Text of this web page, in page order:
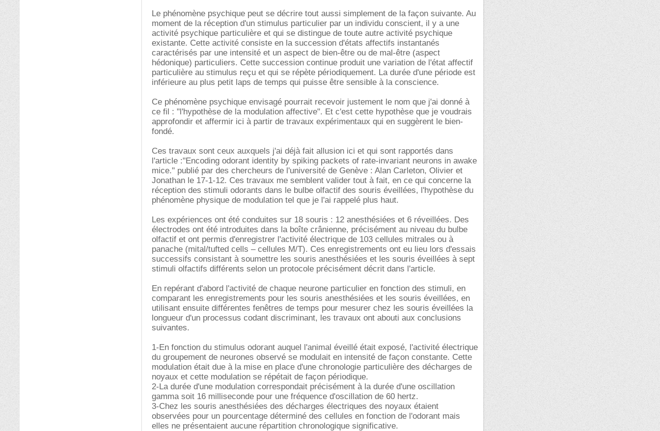
Le phénomène psychique peut se décrire tout aussi simplement de la façon suivante. Au
moment de la réception d'un stimulus particulier par un individu conscient, il y a une
activité psychique particulière et qui se distingue de toute autre activité psychique
existante. Cette activité consiste en la succession d'états affectifs instantanés
caractérisés par une intensité et un aspect de bien-être ou de mal-être (aspect
hédonique) particuliers. Cette succession continue produit une variation de l'état affectif
particulière au stimulus reçu et qui se répète périodiquement. La durée d'une période est
inférieure au plus petit laps de temps qui puisse être sensible à la conscience.
Ce phénomène psychique envisagé pourrait recevoir justement le nom que j'ai donné à
ce fil : "l'hypothèse de la modulation affective". Et c'est cette hypothèse que je voudrais
approfondir et affermir ici à partir de travaux expérimentaux qui en suggèrent le bien-
fondé.
Ces travaux sont ceux auxquels j'ai déjà fait allusion ici et qui sont rapportés dans
l'article :"Encoding odorant identity by spiking packets of rate-invariant neurons in awake
mice." publié par des chercheurs de l'université de Genève : Alan Carleton, Olivier et
Jonathan le 17-1-12. Ces travaux me semblent valider tout à fait, en ce qui concerne la
réception des stimuli odorants dans le bulbe olfactif des souris éveillées, l'hypothèse du
phénomène physique de modulation tel que je l'ai rappelé plus haut.
Les expériences ont été conduites sur 18 souris : 12 anesthésiées et 6 réveillées. Des
électrodes ont été introduites dans la boîte crânienne, précisément au niveau du bulbe
olfactif et ont permis d'enregistrer l'activité électrique de 103 cellules mitrales ou à
panache (mital/tufted cells – cellules M/T). Ces enregistrements ont eu lieu lors d'essais
successifs consistant à soumettre les souris anesthésiées et les souris éveillées à sept
stimuli olfactifs différents selon un protocole précisément décrit dans l'article.
En repérant d'abord l'activité de chaque neurone particulier en fonction des stimuli, en
comparant les enregistrements pour les souris anesthésiées et les souris éveillées, en
utilisant ensuite différentes fenêtres de temps pour mesurer chez les souris éveillées la
longueur d'un processus codant discriminant, les travaux ont abouti aux conclusions
suivantes.
1-En fonction du stimulus odorant auquel l'animal éveillé était exposé, l'activité électrique
du groupement de neurones observé se modulait en intensité de façon constante. Cette
modulation était due à la mise en place d'une chronologie particulière des décharges de
noyaux et cette modulation se répétait de façon périodique.
2-La durée d'une modulation correspondait précisément à la durée d'une oscillation
gamma soit 16 milliseconde pour une fréquence d'oscillation de 60 hertz.
3-Chez les souris anesthésiées des décharges électriques des noyaux étaient
observées pour un pourcentage déterminé des cellules en fonction de l'odorant mais
elles ne présentaient aucune répartition chronologique significative.